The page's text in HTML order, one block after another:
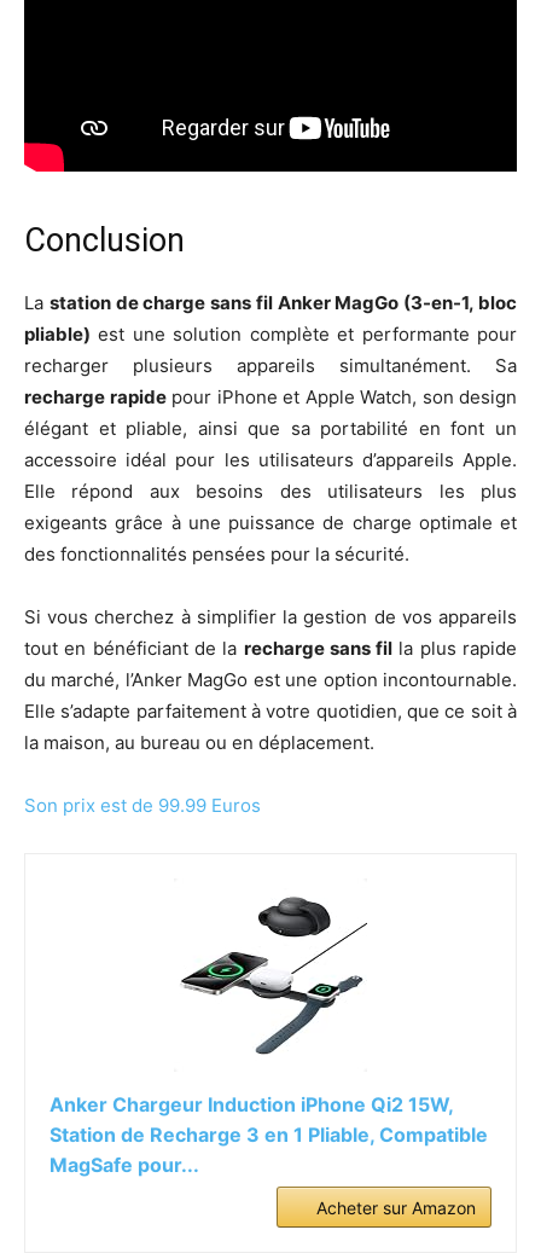
Conclusion
La station de charge sans fil Anker MagGo (3-en-1, bloc
pliable) est une solution complète et performante pour
recharger plusieurs appareils simultanément. Sa
recharge rapidepour iPhone et Apple Watch, son design
élégant et pliable, ainsi que sa portabilité en font un
accessoire idéal pour les utilisateurs d’appareils Apple.
Elle répond aux besoins des utilisateurs les plus
exigeants grâce à une puissance de charge optimale et
des fonctionnalités pensées pour la sécurité.
Si vous cherchez à simplifier la gestion de vos appareils
tout en bénéficiant de la recharge sans fil la plus rapide
du marché, l’Anker MagGo est une option incontournable.
Elle s’adapte parfaitement à votre quotidien, que ce soit à
la maison, au bureau ou en déplacement.
Son prix est de 99.99 Euros
Anker Chargeur Induction iPhone Qi2 15W,
Station de Recharge 3 en 1 Pliable, Compatible
MagSafe pour...
Acheter sur Amazon